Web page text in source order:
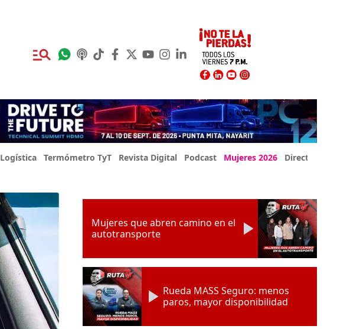
Logística Termómetro TyT Revista Digital Podcast Mujeres 2026 Directorio Expo
Mujeres que abren camino en el
autotransporte
Rueda MASS Seguro: menos
paros, mayor disponibilidad